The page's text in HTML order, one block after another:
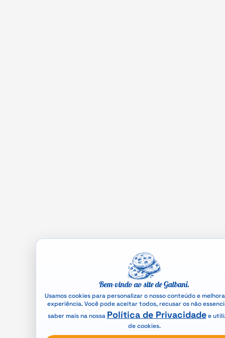
Bem-vindo ao site de Galbani.
Usamos cookies para personalizar o nosso conteúdo e
experiência. Você pode aceitar todos, recusar os não
saber mais na nossa Política de Privacidadee
de cookies.